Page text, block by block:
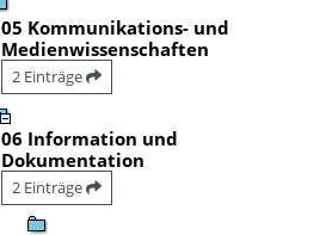
05 Kommunikations- und
Medienwissenschaften
2 Einträge
06 Information und
Dokumentation
2 Einträge